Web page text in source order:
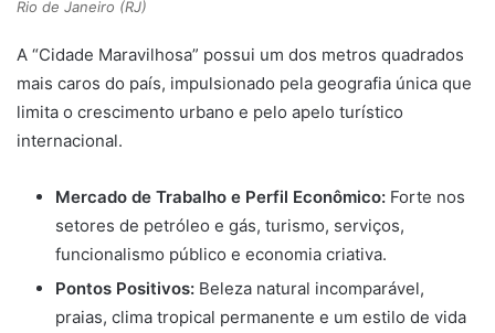
Rio de Janeiro (RJ)
A “Cidade Maravilhosa” possui um dos metros quadrados
mais caros do país, impulsionado pela geografia única que
limita o crescimento urbano e pelo apelo turístico
internacional.
Mercado de Trabalho e Perfil Econômico: Forte nos
setores de petróleo e gás, turismo, serviços,
funcionalismo público e economia criativa.
Pontos Positivos: Beleza natural incomparável,
praias, clima tropical permanente e um estilo de vida